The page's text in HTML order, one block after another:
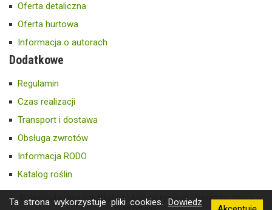
Oferta detaliczna
Oferta hurtowa
Informacja o autorach
Dodatkowe
Regulamin
Czas realizacji
Transport i dostawa
Obsługa zwrotów
Informacja RODO
Katalog roślin
© Gospodarstwo Szkółkarskie Andrzej Krzysiak. Wszystkie prawa
Ta strona wykorzystuje pliki cookies. Dowiedz